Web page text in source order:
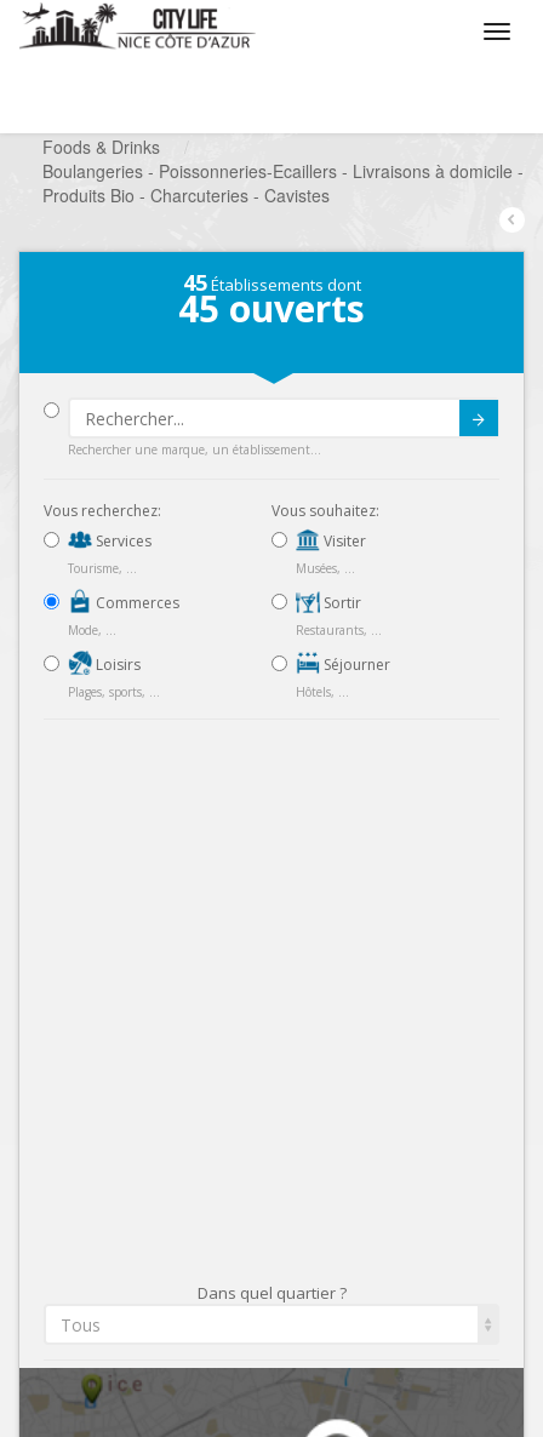
Foods & Drinks
/
Boulangeries - Poissonneries-Ecaillers - Livraisons à domicile -
Produits Bio - Charcuteries - Cavistes
45Établissements dont
45 ouverts
Rechercher une marque, un établissement...
Vous recherchez:
Services
Tourisme, ...
Commerces
Mode, ...
Loisirs
Plages, sports, ...
Vous souhaitez:
Visiter
Musées, ...
Sortir
Restaurants, ...
Séjourner
Hôtels, ...
Dans quel quartier ?
Tous